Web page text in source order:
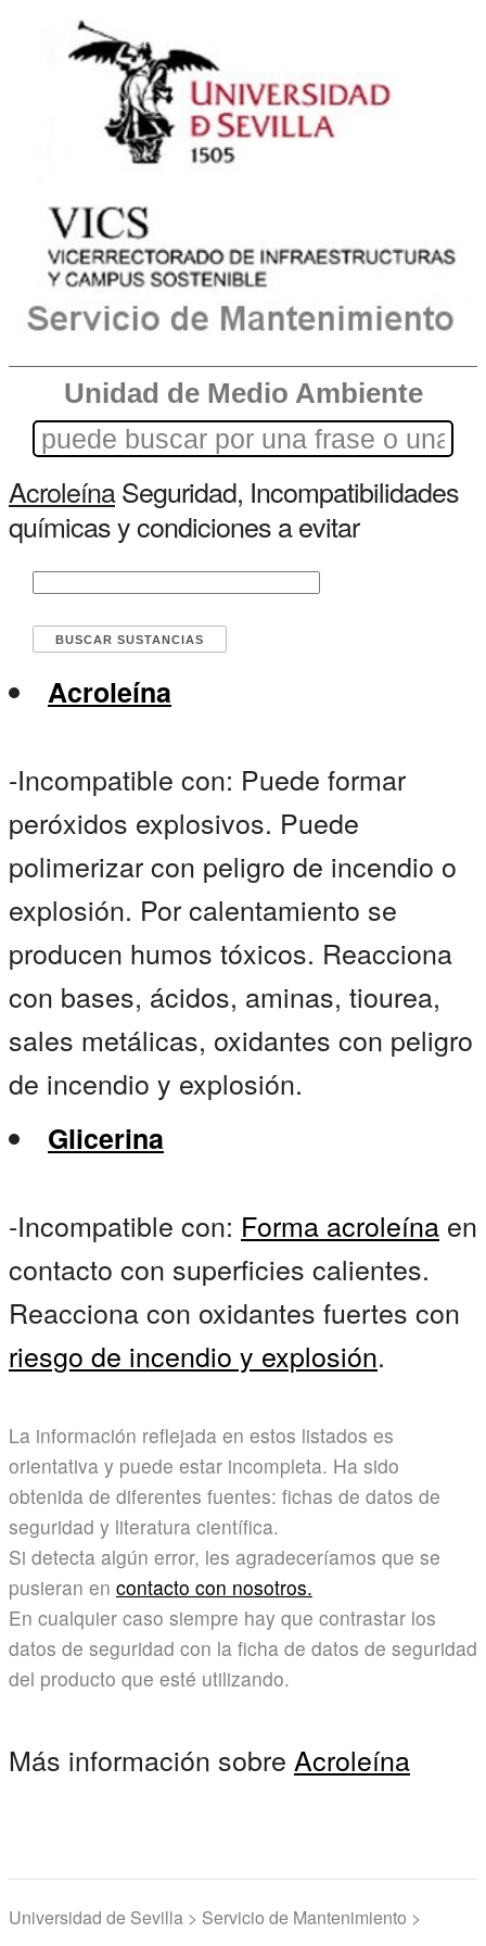
Unidad de Medio Ambiente
AcroleínaSeguridad, Incompatibilidades
químicas y condiciones a evitar
Acroleína
-Incompatible con: Puede formar
peróxidos explosivos. Puede
polimerizar con peligro de incendio o
explosión. Por calentamiento se
producen humos tóxicos. Reacciona
con bases, ácidos, aminas, tiourea,
sales metálicas, oxidantes con peligro
de incendio y explosión.
Glicerina
-Incompatible con: Forma acroleína en
contacto con superficies calientes.
Reacciona con oxidantes fuertes con
riesgo de incendio y explosión.
La información reflejada en estos listados es
orientativa y puede estar incompleta. Ha sido
obtenida de diferentes fuentes: fichas de datos de
seguridad y literatura científica.
Si detecta algún error, les agradeceríamos que se
pusieran en contacto con nosotros.
En cualquier caso siempre hay que contrastar los
datos de seguridad con la ficha de datos de seguridad
del producto que esté utilizando.
Más información sobre Acroleína
Universidad de Sevilla > Servicio de Mantenimiento >